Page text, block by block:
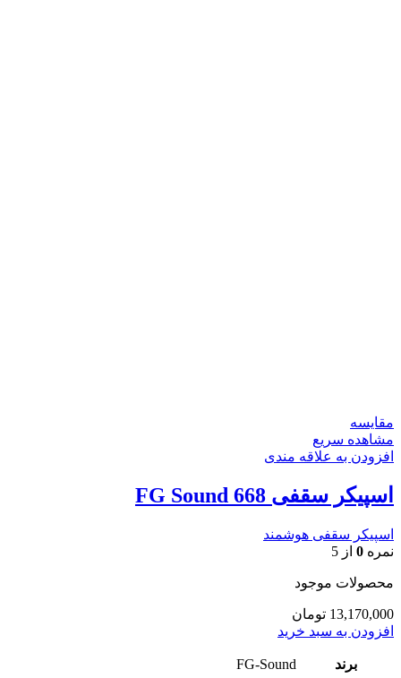
مقایسه
مشاهده سریع
افزودن به علاقه مندی
اسپیکر سقفی FG Sound 668
اسپیکر سقفی هوشمند
نمره 0 از 5
محصولات موجود
13,170,000 تومان
افزودن به سبد خرید
برند FG-Sound